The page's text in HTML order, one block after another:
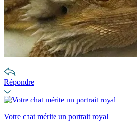
Répondre
Votre chat mérite un portrait royal